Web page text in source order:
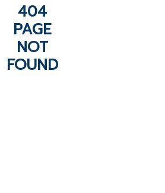
404
PAGE
NOT
FOUND